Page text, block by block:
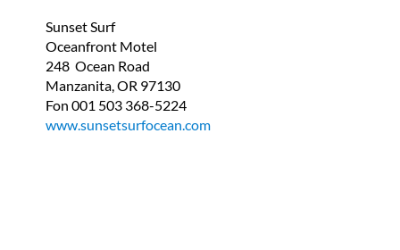
Sunset Surf
Oceanfront Motel
248 Ocean Road
Manzanita, OR 97130
Fon 001 503 368-5224
www.sunsetsurfocean.com